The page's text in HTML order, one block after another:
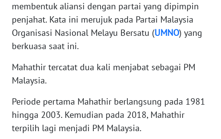
membentuk aliansi dengan partai yang dipimpin
penjahat. Kata ini merujuk pada Partai Malaysia
Organisasi Nasional Melayu Bersatu (UMNO) yang
berkuasa saat ini.
Mahathir tercatat dua kali menjabat sebagai PM
Malaysia.
Periode pertama Mahathir berlangsung pada 1981
hingga 2003. Kemudian pada 2018, Mahathir
terpilih lagi menjadi PM Malaysia.
WN
JAKARTA
JABAR
WN
BANTEN
WN